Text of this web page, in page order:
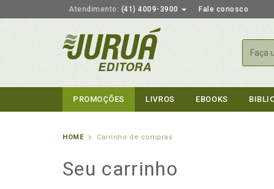
Atendimento: (41) 4009-3900 Fale conosco
PROMOÇÕES LIVROS EBOOKS
HOME Carrinho de compras
Seu carrinho